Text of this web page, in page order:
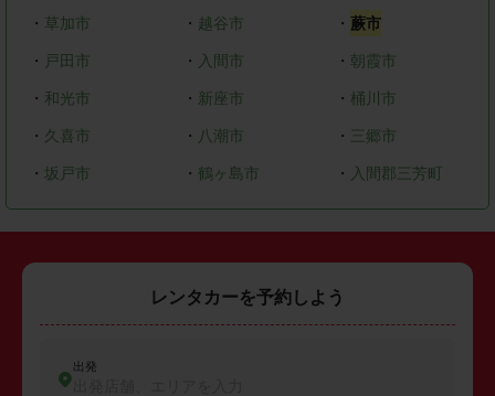
・ 草加市 ・ 越谷市 ・蕨市
・ 戸田市 ・ 入間市 ・ 朝霞市
・ 和光市 ・ 新座市 ・ 桶川市
・ 久喜市 ・ 八潮市 ・ 三郷市
・ 坂戸市 ・ 鶴ヶ島市 ・ 入間郡三芳町
レンタカーを予約しよう
出発